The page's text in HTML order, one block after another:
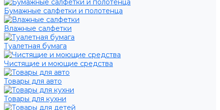
Бумажные салфетки и полотенца
Влажные салфетки
Туалетная бумага
Чистящие и моющие средства
Товары для авто
Товары для кухни